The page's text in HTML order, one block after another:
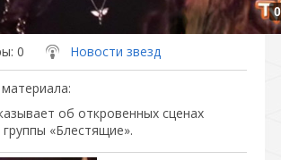
: 0 Новости звезд
:
об откровенных сценах
«Блестящие».